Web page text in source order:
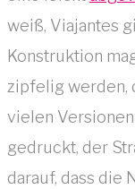
weiß, Viajantes
Konstruktion
zipfelig werden,
vielen
gedruckt, der
darauf, dass die